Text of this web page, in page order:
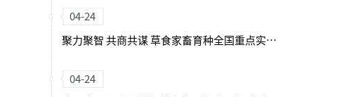
04-24
聚力聚智 共商共谋 草食家畜育种全国重点实验室（筹）学术委员会会议召开
04-24